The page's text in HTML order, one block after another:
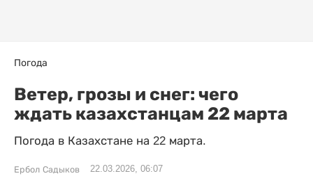
Погода
Ветер, грозы и снег: чего
ждать казахстанцам 22 марта
Погода в Казахстане на 22 марта.
Ербол Садыков 22.03.2026, 06:07